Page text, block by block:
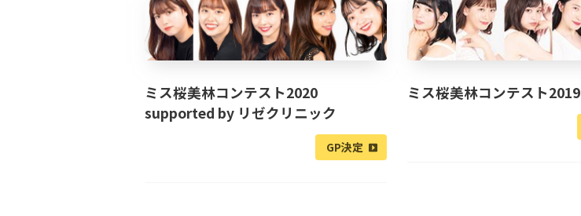
ミス桜美林コンテスト2020
supported by リゼクリニック
GP決定
ミス桜美林コンテスト2019